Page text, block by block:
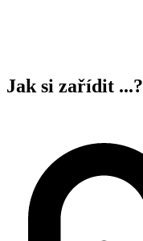
Jak si zařídit ...?